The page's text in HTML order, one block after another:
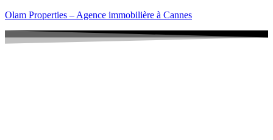
Olam Properties – Agence immobilière à Cannes